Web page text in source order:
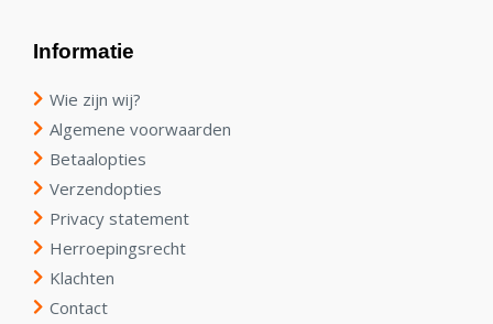
Informatie
Wie zijn wij?
Algemene voorwaarden
Betaalopties
Verzendopties
Privacy statement
Herroepingsrecht
Klachten
Contact